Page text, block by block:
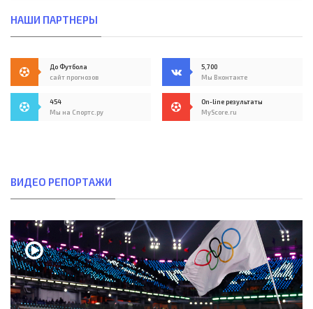
НАШИ ПАРТНЕРЫ
До Футбола
сайт прогнозов
5,700
Мы Вконтакте
454
Мы на Спортс.ру
On-line результаты
MyScore.ru
ВИДЕО РЕПОРТАЖИ